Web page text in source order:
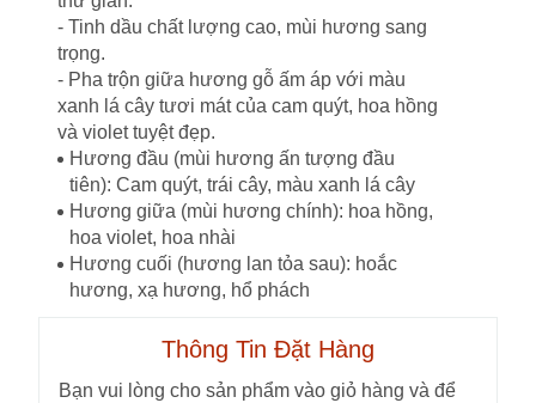
- Tinh dầu chất lượng cao, mùi hương sang
trọng.
- Pha trộn giữa hương gỗ ấm áp với màu
xanh lá cây tươi mát của cam quýt, hoa hồng
và violet tuyệt đẹp.
Hương đầu (mùi hương ấn tượng đầu
tiên): Cam quýt, trái cây, màu xanh lá cây
Hương giữa (mùi hương chính): hoa hồng,
hoa violet, hoa nhài
Hương cuối (hương lan tỏa sau): hoắc
hương, xạ hương, hổ phách
Thông Tin Đặt Hàng
Bạn vui lòng cho sản phẩm vào giỏ hàng và để